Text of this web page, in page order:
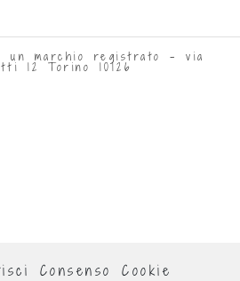
Consenso Cookie
un marchio registrato - via
12 Torino 10126